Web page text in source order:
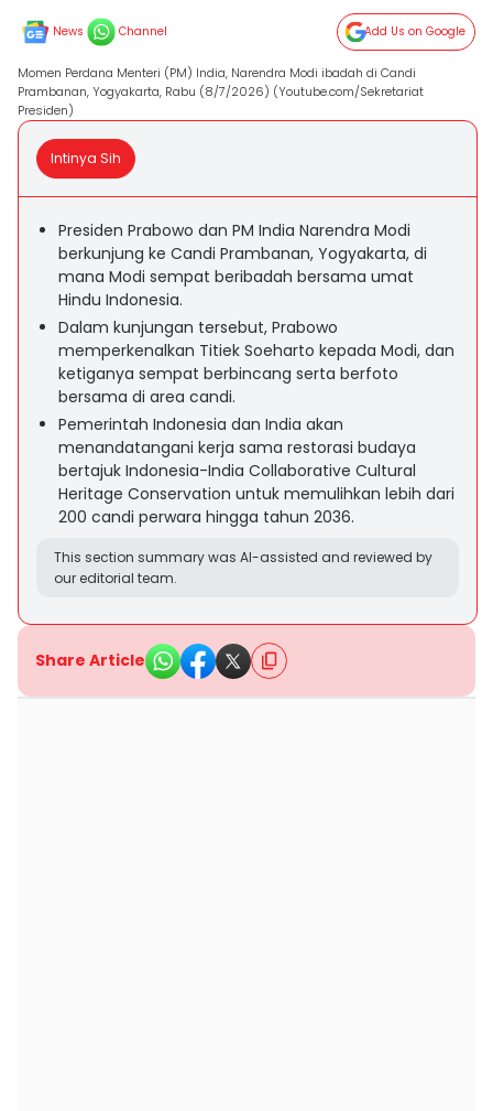
News Channel Add Us on Google
Momen Perdana Menteri (PM) India, Narendra Modi ibadah di Candi
Prambanan, Yogyakarta, Rabu (8/7/2026) (Youtube.com/Sekretariat
Presiden)
Intinya Sih
Presiden Prabowo dan PM India Narendra Modi
berkunjung ke Candi Prambanan, Yogyakarta, di
mana Modi sempat beribadah bersama umat
Hindu Indonesia.
Dalam kunjungan tersebut, Prabowo
memperkenalkan Titiek Soeharto kepada Modi, dan
ketiganya sempat berbincang serta berfoto
bersama di area candi.
Pemerintah Indonesia dan India akan
menandatangani kerja sama restorasi budaya
bertajuk Indonesia-India Collaborative Cultural
Heritage Conservation untuk memulihkan lebih dari
200 candi perwara hingga tahun 2036.
This section summary was AI-assisted and reviewed by
our editorial team.
Share Article